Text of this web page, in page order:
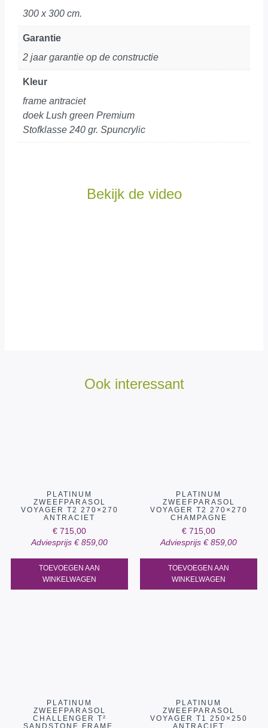
300 x 300 cm.
Garantie
2 jaar garantie op de constructie
Kleur
frame antraciet
doek Lush green Premium
Stofklasse 240 gr. Spuncrylic
Bekijk de video
Ook interessant
PLATINUM
ZWEEFPARASOL
VOYAGER T2 270×270
ANTRACIET
€ 715,00
Adviesprijs €859,00
TOEVOEGEN AAN
WINKELWAGEN
PLATINUM
ZWEEFPARASOL
VOYAGER T2 270×270
CHAMPAGNE
€ 715,00
Adviesprijs €859,00
TOEVOEGEN AAN
WINKELWAGEN
PLATINUM
ZWEEFPARASOL
CHALLENGER T²
SANDSTONE FRAME,
PLATINUM
ZWEEFPARASOL
VOYAGER T1 250×250
ANTRACIET